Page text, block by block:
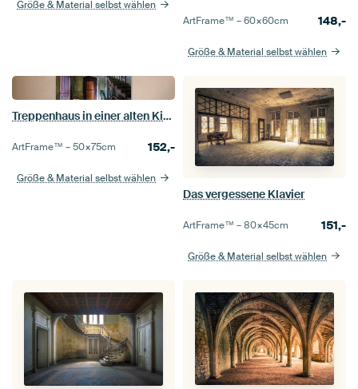
Größe & Material selbst wählen
ArtFrame™ –60×60cm 148,-
Größe & Material selbst wählen
Treppenhaus in einer alten Kirche
ArtFrame™ –50×75cm 152,-
Größe & Material selbst wählen
Das vergessene Klavier
ArtFrame™ –80×45cm 151,-
Größe & Material selbst wählen